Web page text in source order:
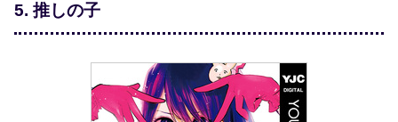
5. 推しの子